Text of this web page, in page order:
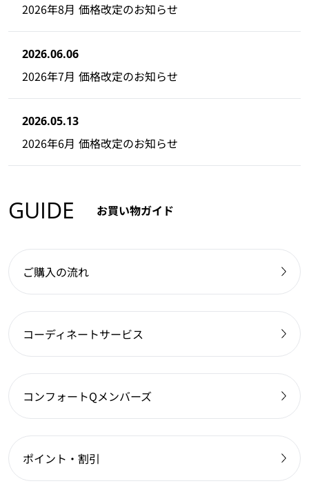
2026年8月 価格改定のお知らせ
2026.06.06
2026年7月 価格改定のお知らせ
2026.05.13
2026年6月 価格改定のお知らせ
GUIDE お買い物ガイド
ご購入の流れ
コーディネートサービス
コンフォートQメンバーズ
ポイント・割引